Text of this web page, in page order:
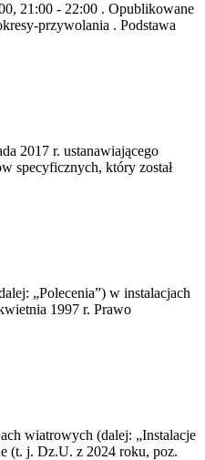
21:00 - 22:00 . Opublikowane
przywolania . Podstawa
2017 r. ustanawiającego
specyficznych, który został
„Polecenia”) w instalacjach
1997 r. Prawo
wiatrowych (dalej: „Instalacje
(t. j. Dz.U. z 2024 roku, poz.